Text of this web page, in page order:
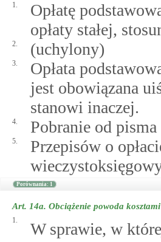
1.
Opłatę
opłaty stałej,
2. (uchylony)
3.
Opłata
jest obowiązana
stanowi inaczej.
4. Pobranie od
5.
Przepisów o
Porównania: 1
Art. 14a. Obciążenie powoda
1.
W sprawie, w